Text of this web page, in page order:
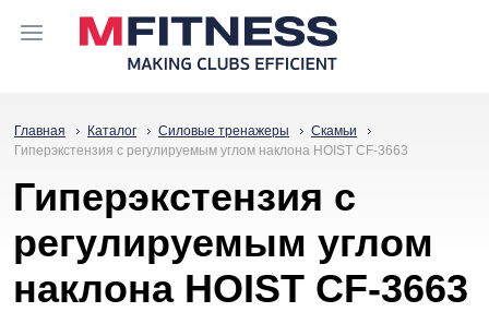
Главная Каталог Силовые тренажеры
Скамьи
Гиперэкстензия с регулируемым углом наклона HOIST CF-3663
Гиперэкстензия с
регулируемым углом
наклона HOIST CF-3663